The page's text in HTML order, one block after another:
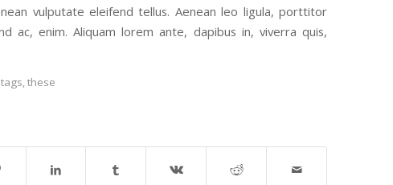
vulputate eleifend tellus. Aenean leo ligula, porttitor
ac, enim. Aliquam lorem ante, dapibus in, viverra quis,
tags these